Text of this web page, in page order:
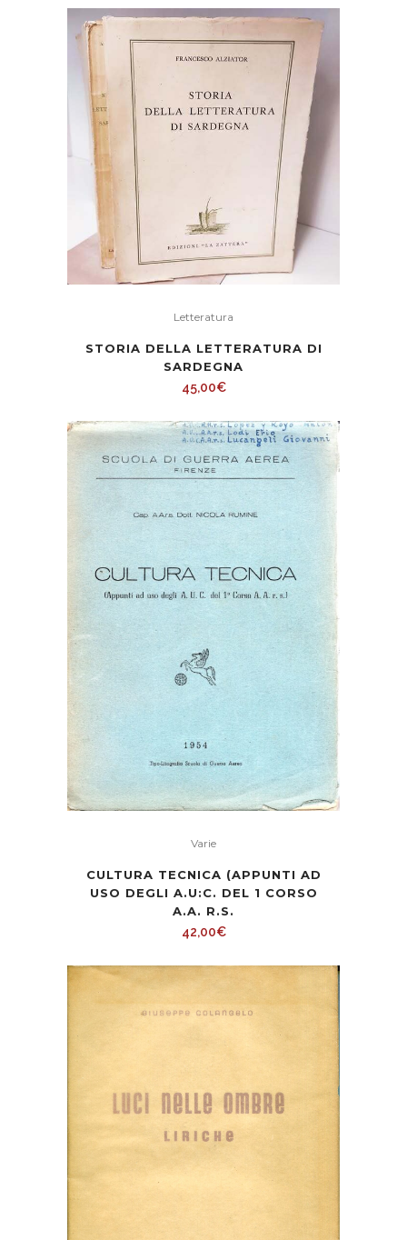
Letteratura
STORIA DELLA LETTERATURA DI
SARDEGNA
45,00€
Varie
CULTURA TECNICA (APPUNTI AD
USO DEGLI A.U:C. DEL 1 CORSO
A.A. R.S.
42,00€